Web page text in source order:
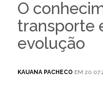
O
transporte
evolução
KAUANA PACHECO EM